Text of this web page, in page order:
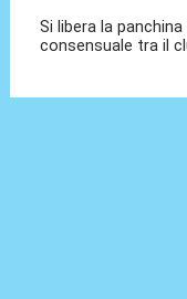
Si libera la
consensuale tra il